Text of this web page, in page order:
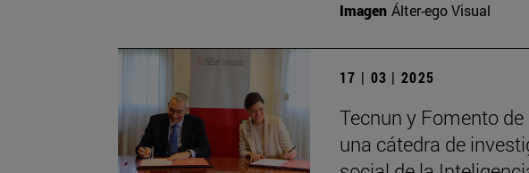
Imagen Álter-ego Visual
17 | 03 | 2025
Tecnun y Fomento
una cátedra de